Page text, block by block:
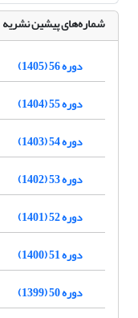
شماره‌های پیشین نشریه
دوره 56 (1405)
دوره 55 (1404)
دوره 54 (1403)
دوره 53 (1402)
دوره 52 (1401)
دوره 51 (1400)
دوره 50 (1399)